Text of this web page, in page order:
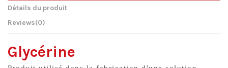
Détails du produit
Reviews(0)
Glycérine